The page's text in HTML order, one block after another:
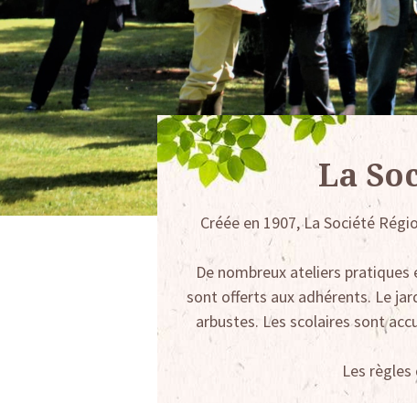
La
Créée en 1907, La Société
De nombreux ateliers
sont offerts aux adhérents. Le
arbustes. Les scolaires sont
Les